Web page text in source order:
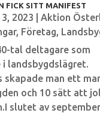
FICK SITT MANIFEST
2023 Aktion
, Företag,
tal deltagare som
i landsbygdslägret.
skapade man ett
och 10 sätt att
slutet av september